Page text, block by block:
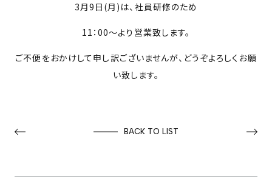
NEWS
来店予約
3月9日(月)は、社員研修のため
11：00～より営業致します。
ご不便をおかけして申し訳ございませんが、どうぞよろしくお願
い致します。
BACK TO LIST